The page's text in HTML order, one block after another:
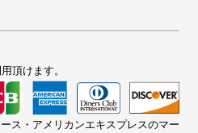
頂けます。
ス・アメリカンエキスプレスのマー